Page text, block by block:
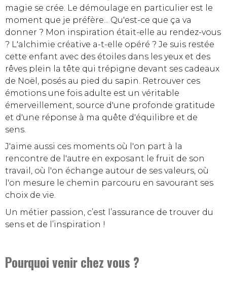
magie se crée. Le démoulage en particulier est le
moment que je préfère... Qu'est-ce que ça va
donner ? Mon inspiration était-elle au rendez-vous
? L'alchimie créative a-t-elle opéré ? Je suis restée
cette enfant avec des étoiles dans les yeux et des
rêves plein la tête qui trépigne devant ses cadeaux
de Noël, posés au pied du sapin. Retrouver ces
émotions une fois adulte est un véritable
émerveillement, source d'une profonde gratitude
et d'une réponse à ma quête d'équilibre et de
sens.
J'aime aussi ces moments où l'on part à la
rencontre de l'autre en exposant le fruit de son
travail, où l'on échange autour de ses valeurs, où
l'on mesure le chemin parcouru en savourant ses
choix de vie.
Un métier passion, c’est l’assurance de trouver du
sens et de l’inspiration !
Pourquoi venir chez vous ?